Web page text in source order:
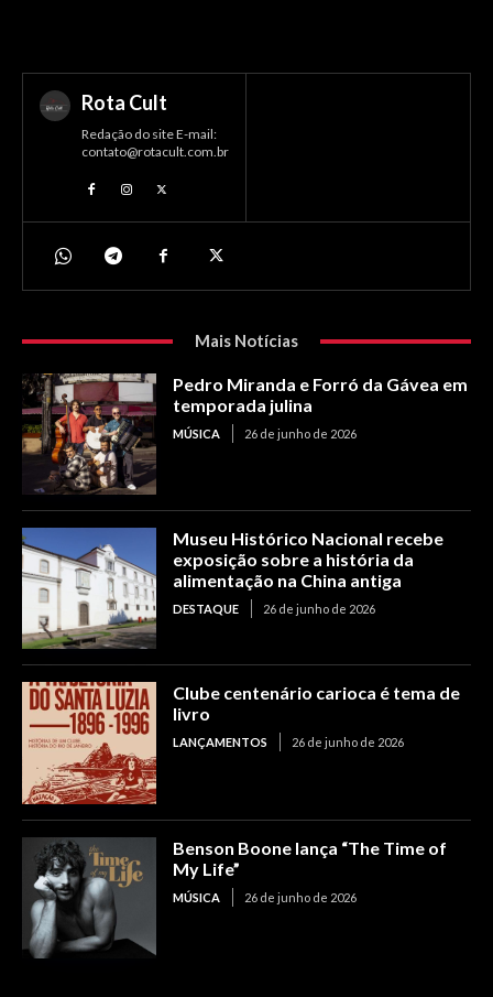
Rota Cult
Redação do site E-mail:
contato@rotacult.com.br
Mais Notícias
Pedro Miranda e Forró da Gávea em
temporada julina
MÚSICA 26 de junho de 2026
Museu Histórico Nacional recebe
exposição sobre a história da
alimentação na China antiga
DESTAQUE 26 de junho de 2026
Clube centenário carioca é tema de
livro
LANÇAMENTOS 26 de junho de 2026
Benson Boone lança “The Time of
My Life”
MÚSICA 26 de junho de 2026